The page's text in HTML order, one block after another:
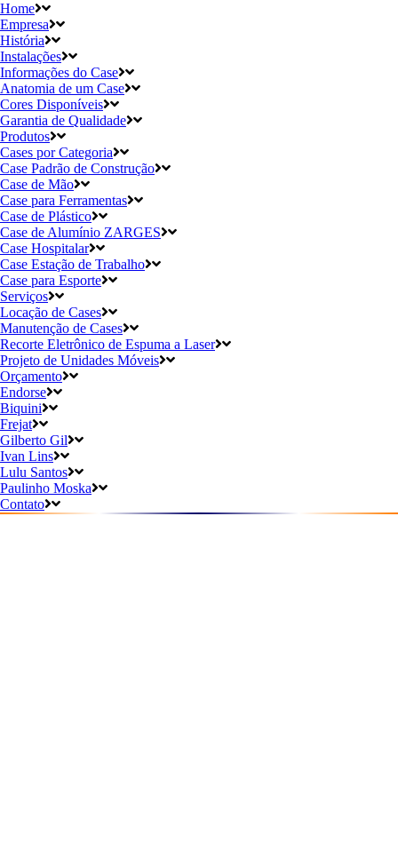
Home
Empresa
História
Instalações
Informações do Case
Anatomia de um Case
Cores Disponíveis
Garantia de Qualidade
Produtos
Cases por Categoria
Case Padrão de Construção
Case de Mão
Case para Ferramentas
Case de Plástico
Case de Alumínio ZARGES
Case Hospitalar
Case Estação de Trabalho
Case para Esporte
Serviços
Locação de Cases
Manutenção de Cases
Recorte Eletrônico de Espuma a Laser
Projeto de Unidades Móveis
Orçamento
Endorse
Biquini
Frejat
Gilberto Gil
Ivan Lins
Lulu Santos
Paulinho Moska
Contato